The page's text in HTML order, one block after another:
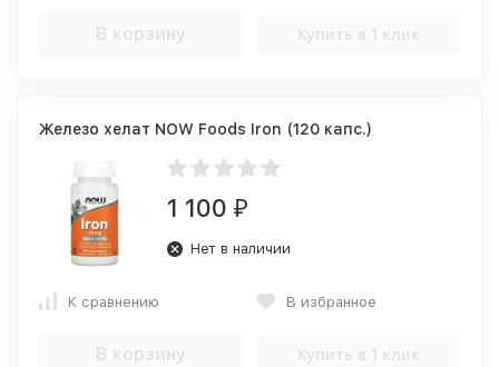
В корзину Купить в 1 клик
Железо хелат NOW Foods Iron (120 капс.)
1 100 ₽
Нет в наличии
К сравнению В избранное
В корзину Купить в 1 клик